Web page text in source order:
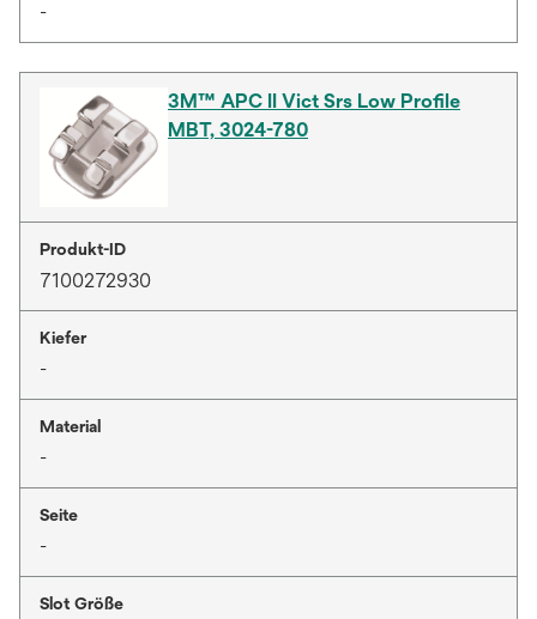
-
3M™ APC II Vict Srs Low Profile
MBT, 3024-780
Produkt-ID
7100272930
Kiefer
-
Material
-
Seite
-
Slot Größe